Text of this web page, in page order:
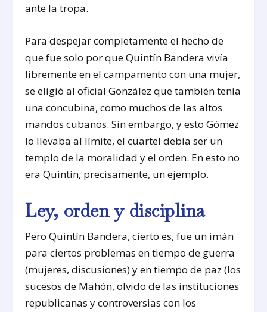
ante la tropa.
Para despejar completamente el hecho de
que fue solo por que Quintín Bandera vivía
libremente en el campamento con una mujer,
se eligió al oficial González que también tenía
una concubina, como muchos de las altos
mandos cubanos. Sin embargo, y esto Gómez
lo llevaba al límite, el cuartel debía ser un
templo de la moralidad y el orden. En esto no
era Quintín, precisamente, un ejemplo.
Ley, orden y disciplina
Pero Quintín Bandera, cierto es, fue un imán
para ciertos problemas en tiempo de guerra
(mujeres, discusiones) y en tiempo de paz (los
sucesos de Mahón, olvido de las instituciones
republicanas y controversias con los